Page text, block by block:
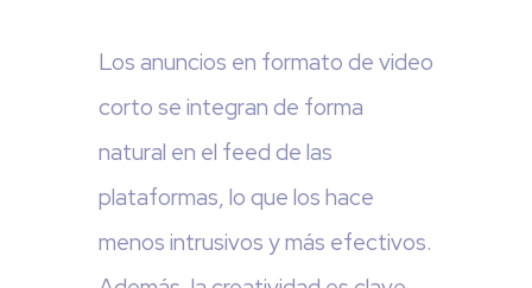
Los anuncios en formato de video
corto se integran de forma
natural en el feed de las
plataformas, lo que los hace
menos intrusivos y más efectivos.